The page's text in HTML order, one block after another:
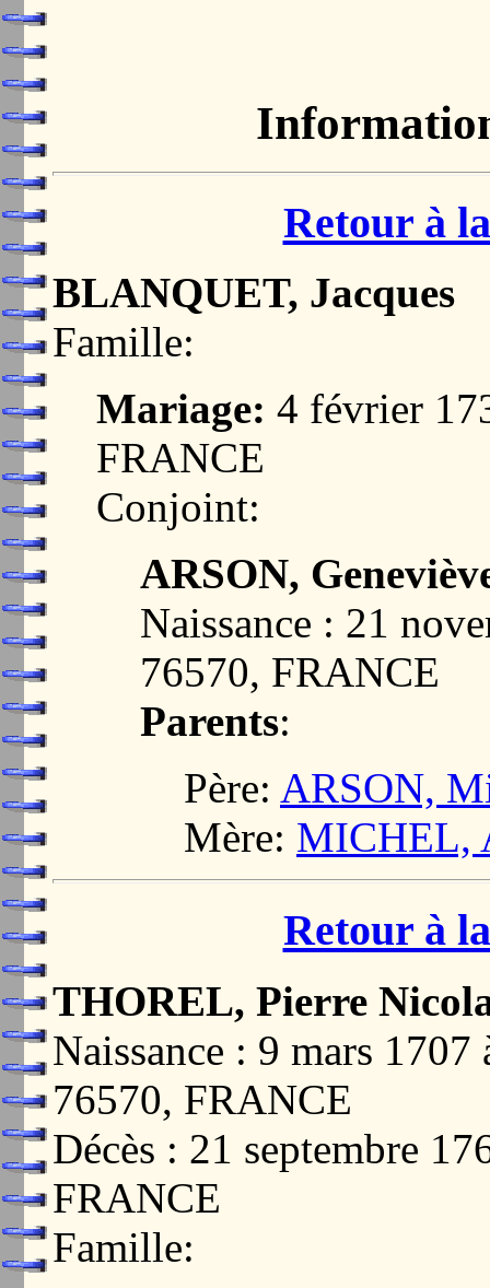
Retour à
BLANQUET, Jacques
Famille:
Mariage: 4 février
FRANCE
Conjoint:
ARSON,
Naissance : 21
76570, FRANCE
Parents:
Père: ARSON,
Mère: MICHEL,
Retour à
THOREL, Pierre
Naissance : 9 mars
76570, FRANCE
Décès : 21 septembre
FRANCE
Famille: